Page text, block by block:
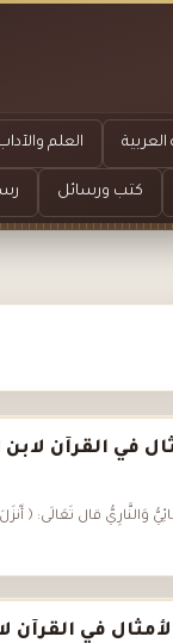
العربية العلم
كتب ورسائل
في القرآن لابن
وَالنَّارِيُّ قال تَعَالَى: ﴿
في القرآن